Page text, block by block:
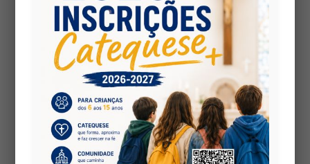
Profissão de Fé
1 Junho, 2008| atividades
Um grupo significativo de Adolescentes fez, no
passado Domingo, dia 01 de Junho, na missa das 11
horas, a sua Profissão de Fé e Comunhão Solene.
Cuidadosamente preparados pelos seus
Catequistas e bem compenetrados do que
estavam a fazer, foi bonito vê-los responder...